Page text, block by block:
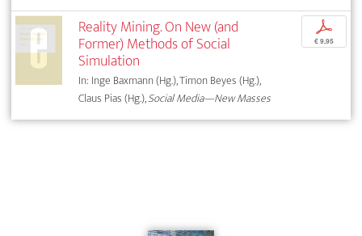
Reality Mining. On New (and
Former) Methods of Social
Simulation
In: Inge Baxmann (Hg.), Timon Beyes (Hg.),
Claus Pias (Hg.),Social Media—New Masses
p
€ 9,95